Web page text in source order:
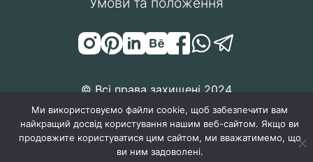
© Всі права захищені 2024
Ми використовуємо файли cookie, щоб забезпечити вам
найкращий досвід користування нашим веб-сайтом. Якщо ви
продовжите користуватися цим сайтом, ми вважатимемо, що
ви ним задоволені.